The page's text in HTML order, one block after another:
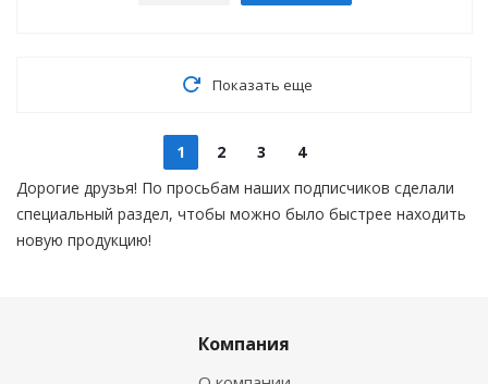
Показать еще
1 2 3
4
Дорогие друзья! По просьбам наших подписчиков сделали
специальный раздел, чтобы можно было быстрее находить
новую продукцию!
Компания